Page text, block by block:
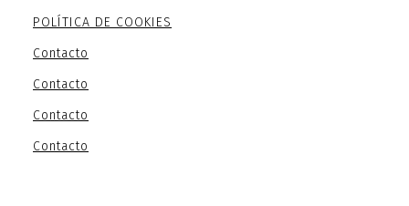
POLÍTICA DE COOKIES
Contacto
Contacto
Contacto
Contacto